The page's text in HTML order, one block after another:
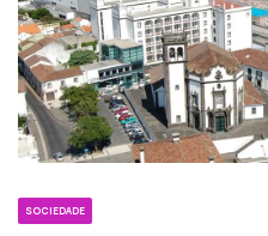
SOCIEDADE